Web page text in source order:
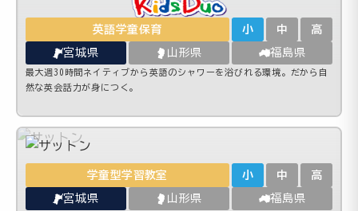
英語学童保育 小 中 高
宮城県 山形県 福島県
最大週30時間ネイティブから英語のシャワーを浴びれる環境。だから自
然な英会話力が身につく。
学童型学習教室 小 中 高
宮城県 山形県 福島県